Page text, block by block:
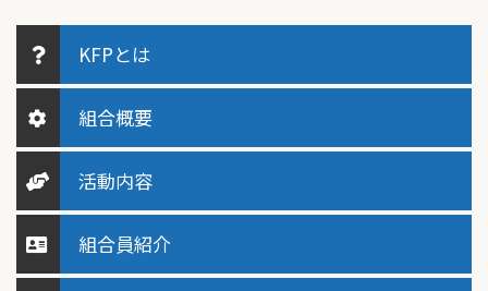
KFPとは
組合概要
活動内容
組合員紹介